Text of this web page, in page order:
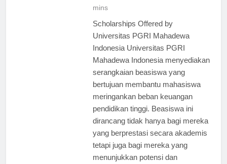
mins
Scholarships Offered by
Universitas PGRI Mahadewa
Indonesia Universitas PGRI
Mahadewa Indonesia menyediakan
serangkaian beasiswa yang
bertujuan membantu mahasiswa
meringankan beban keuangan
pendidikan tinggi. Beasiswa ini
dirancang tidak hanya bagi mereka
yang berprestasi secara akademis
tetapi juga bagi mereka yang
menunjukkan potensi dan